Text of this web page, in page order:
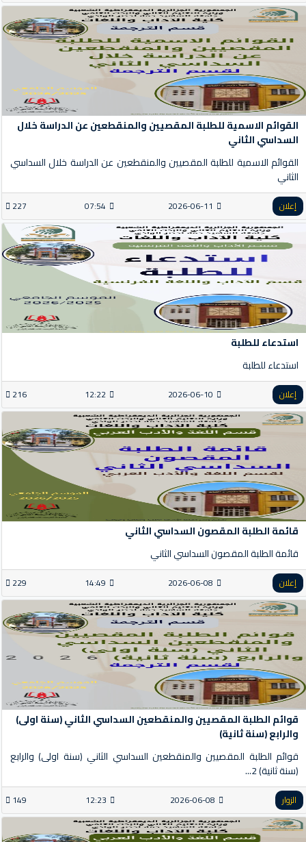
القوائم الاسمية للطلبة المقصيين والمنقطعين عن الدراسة خلال
السداسي الثاني
القوائم الاسمية للطلبة المقصيين والمنقطعين عن الدراسة خلال السداسي
الثاني
إعلان 2026-06-11
07:54
227
استدعاء للطلبة
استدعاء للطلبة
إعلان 2026-06-10
12:22
216
قائمة الطلبة المقصون السداسي الثاني
قائمة الطلبة المقصون السداسي الثاني
إعلان 2026-06-08
14:49
229
قوائم الطلبة المقصيين والمنقطعين السداسي الثاني (سنة اولى)
والرابع (سنة ثانية)
قوائم الطلبة المقصيين والمنقطعين السداسي الثاني (سنة اولى) والرابع
(سنة ثانية) 2...
الزوار 2026-06-08
12:23
149